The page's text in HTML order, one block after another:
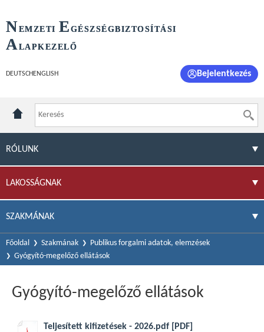
NEMZETI E GÉSZSÉGBIZTOSÍTÁSI
ALAPKEZELŐ
DEUTSCH ENGLISH Bejelentkezés
RÓLUNK
LAKOSSÁGNAK
SZAKMÁNAK
Főoldal Szakmának
Publikus forgalmi adatok, elemzések
Gyógyító-megelőző ellátások
Gyógyító-megelőző ellátások
Teljesített kifizetések - 2026.pdf
[PDF]